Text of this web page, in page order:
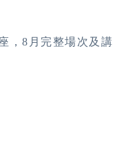
，8月完整場次及講